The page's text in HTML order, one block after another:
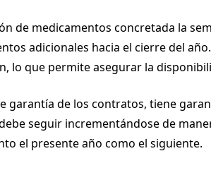
de medicamentos concretada la
adicionales hacia el cierre del
lo que permite asegurar la
garantía de los contratos, tiene
seguir incrementándose de
el presente año como el siguiente.